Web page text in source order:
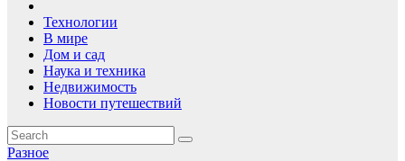
Технологии
В мире
Дом и сад
Наука и техника
Недвижимость
Новости путешествий
Разное